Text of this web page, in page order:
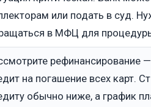
или подать в суд.
в МФЦ для
рефинансирование
на погашение всех карт.
обычно ниже, а график